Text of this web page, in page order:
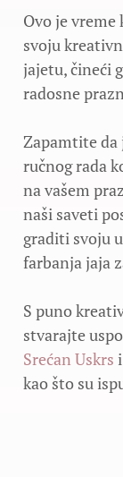
Ovo je vreme
svoju
jajetu, čineći
radosne
Zapamtite da
ručnog rada
na vašem
naši saveti
graditi svoju
farbanja jaja
S puno
stvarajte
Srećan Uskrs
kao što su